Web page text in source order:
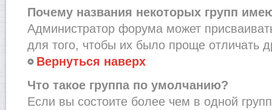
Почему названия некоторых групп
Администратор форума может
для того, чтобы их было проще отличать
Вернуться наверх
Что такое группа по умолчанию?
Если вы состоите более чем в одной